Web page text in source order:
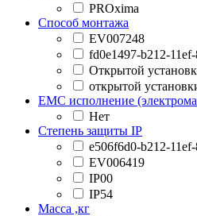
PROxima
Способ монтажа
EV007248
fd0e1497-b212-
Открытой
открытой
EMC исполнение
Нет
Степень защиты IP
e506f6d0-b212-
EV006419
IP00
IP54
Масса ,кг